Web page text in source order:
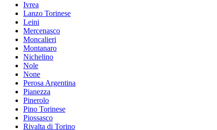
Ivrea
Lanzo Torinese
Leini
Mercenasco
Moncalieri
Montanaro
Nichelino
Nole
None
Perosa Argentina
Pianezza
Pinerolo
Pino Torinese
Piossasco
Rivalta di Torino